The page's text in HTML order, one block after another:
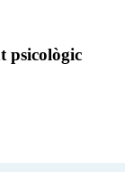
psicològic